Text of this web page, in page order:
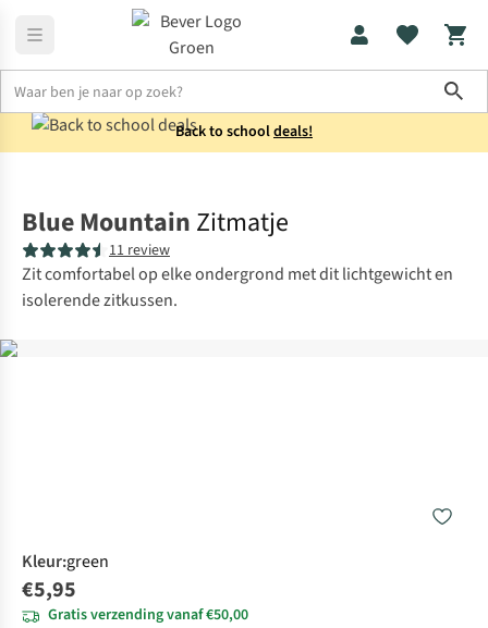
Back to schooldeals!
Blue Mountain Zitmatje
11 review
Zit comfortabel op elke ondergrond met dit lichtgewicht en
isolerende zitkussen.
Kleur:green
€5,95
Gratis verzending vanaf €50,00